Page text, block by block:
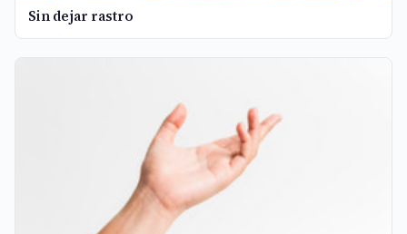
Sin dejar rastro